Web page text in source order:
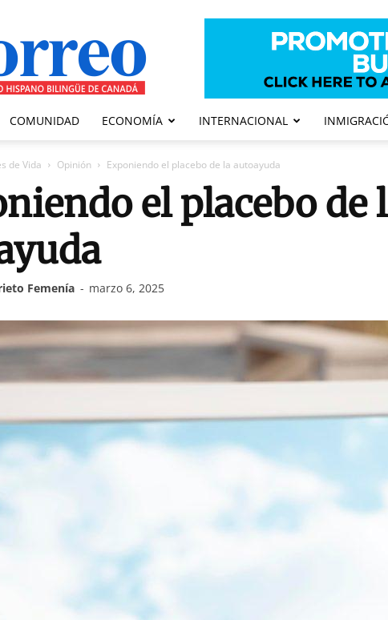
COMUNIDAD ECONOMÍA INTERNACIONAL
de Vida Opinión Exponiendo el placebo de la autoayuda
el placebo de
Femenía - marzo 6, 2025